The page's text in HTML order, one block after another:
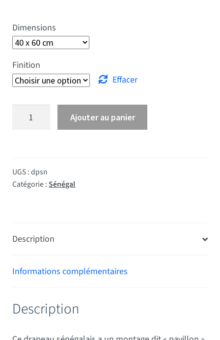
Dimensions
Finition
Effacer
quantité de Drapeau Sénégal
Ajouter au panier
UGS :dpsn
Catégorie :Sénégal
Description
Informations complémentaires
Description